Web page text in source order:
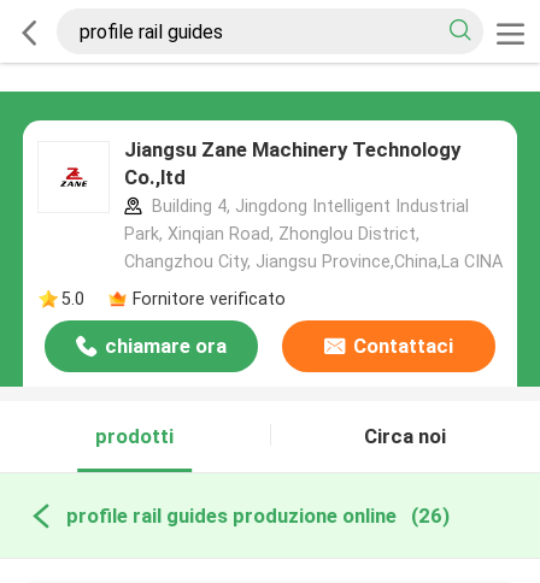
Jiangsu Zane Machinery Technology
Co.,ltd
Building 4, Jingdong Intelligent Industrial
Park, Xinqian Road, Zhonglou District,
Changzhou City, Jiangsu Province,China,La CINA
5.0
Fornitore verificato
chiamare ora Contattaci
prodotti Circa noi
profile rail guides produzione online (26)